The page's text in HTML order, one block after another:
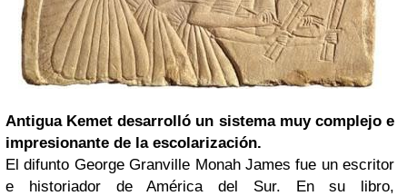
Antigua Kemet desarrolló un sistema muy complejo e
impresionante de la escolarización.
El difunto George Granville Monah James fue un escritor
e historiador de América del Sur. En su libro,